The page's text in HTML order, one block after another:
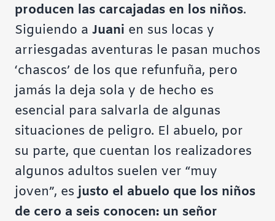
producen las carcajadas en los niños.
Siguiendo a Juani en sus locas y
arriesgadas aventuras le pasan muchos
‘chascos’ de los que refunfuña, pero
jamás la deja sola y de hecho es
esencial para salvarla de algunas
situaciones de peligro. El abuelo, por
su parte, que cuentan los realizadores
algunos adultos suelen ver “muy
joven”, es justo el abuelo que los niños
de cero a seis conocen: un señor